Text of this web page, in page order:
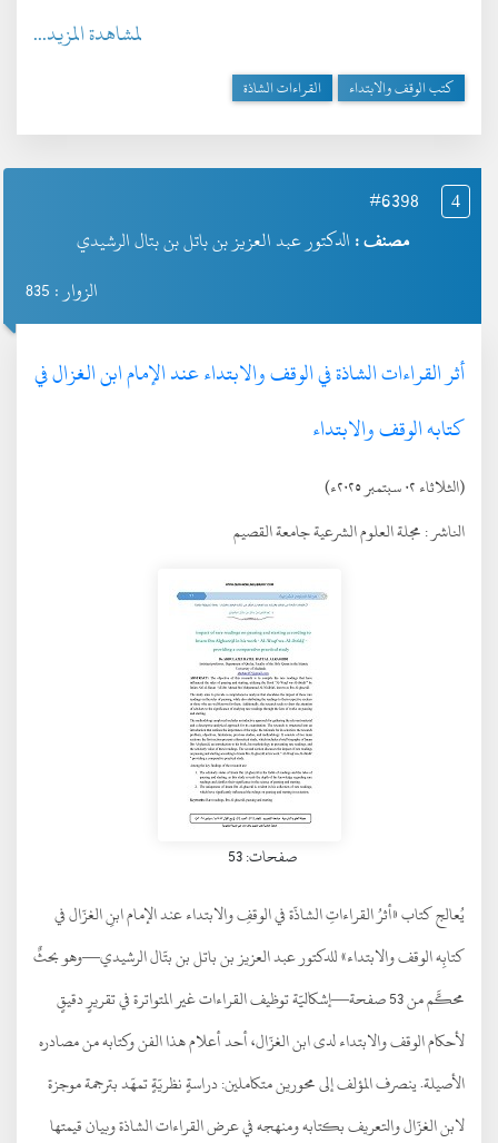
لمشاهدة المزيد...
كتب الوقف والابتداء القراءات الشاذة
4
#6398
مصنف : الدكتور عبد العزيز بن باتل بن بتال الرشيدي
الزوار : 835
أثر القراءات الشاذة في الوقف والابتداء عند الإمام ابن الغزال في
كتابه الوقف والابتداء
(الثلاثاء ٠٢ سبتمبر ٢٠٢٥ء)
الناشر :مجلة العلوم الشرعية جامعة القصيم
صفحات: 53
يُعالج كتاب «أثرُ القراءاتِ الشاذّة في الوقفِ والابتداء عند الإمام ابنِ الغزّال في
كتابِه الوقف والابتداء» للدكتور عبد العزيز بن باتل بن بتّال الرشيدي—وهو بحثٌ
محكَّم من 53 صفحة—إشكاليّة توظيف القراءات غير المتواترة في تقريرٍ دقيقٍ
لأحكام الوقف والابتداء لدى ابن الغزّال، أحد أعلام هذا الفن وكتابه من مصادره
الأصيلة. ينصرف المؤلف إلى محورين متكاملين: دراسةٍ نظريّةٍ تمهّد بترجمة موجزة
لابن الغزّال والتعريف بكتابه ومنهجه في عرض القراءات الشاذة وبيان قيمتها